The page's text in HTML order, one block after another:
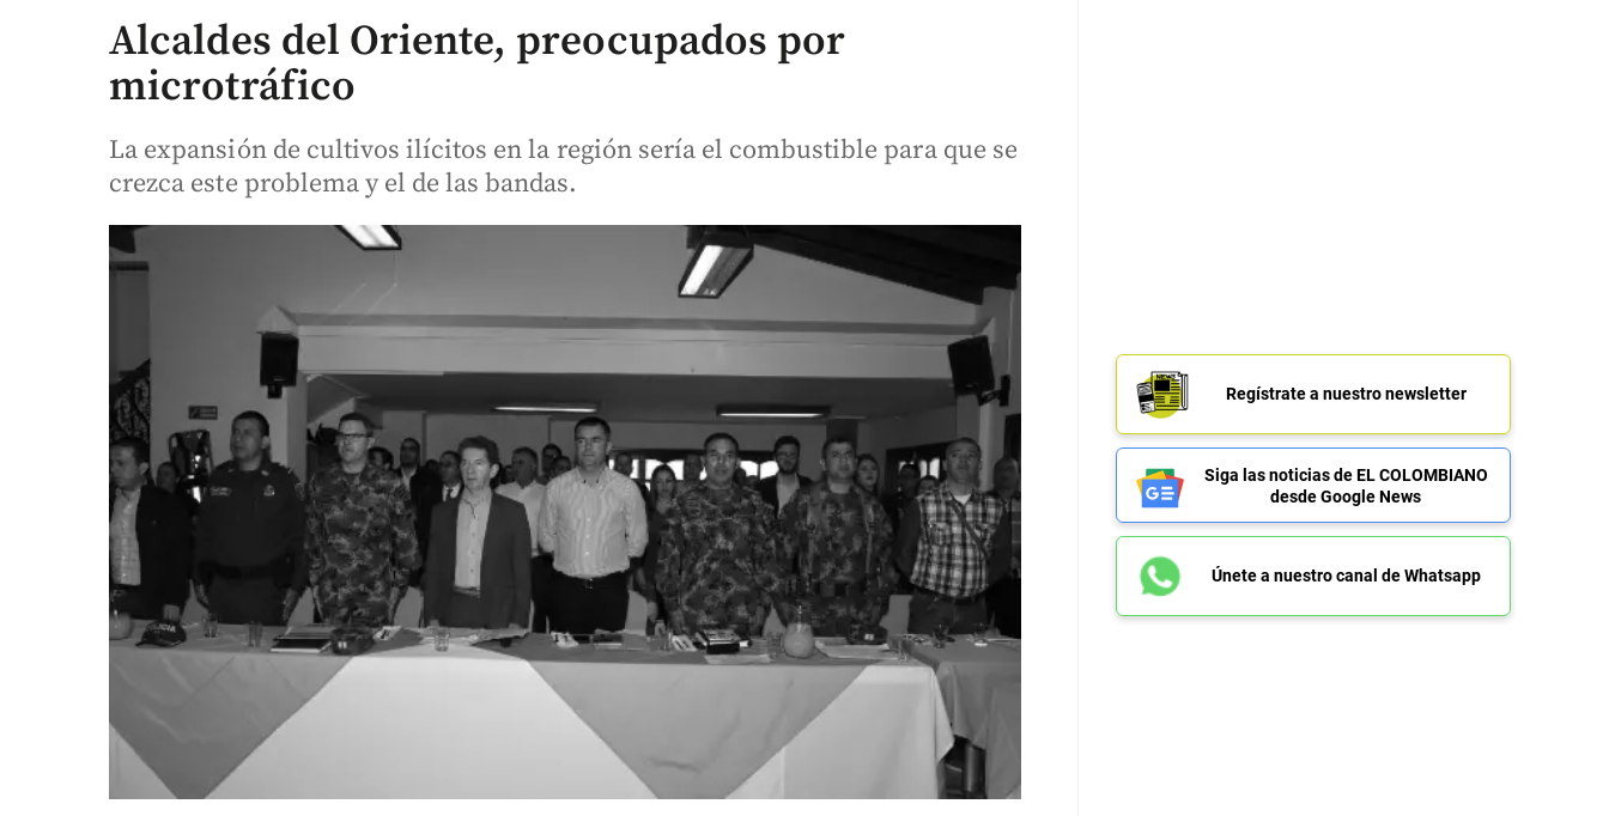
Alcaldes del Oriente, preocupados por
microtráfico
La expansión de cultivos ilícitos en la región sería el combustible para que se
crezca este problema y el de las bandas.
Regístrate a nuestro newsletter
Siga las noticias de EL COLOMBIANO
desde Google News
Únete a nuestro canal de Whatsapp